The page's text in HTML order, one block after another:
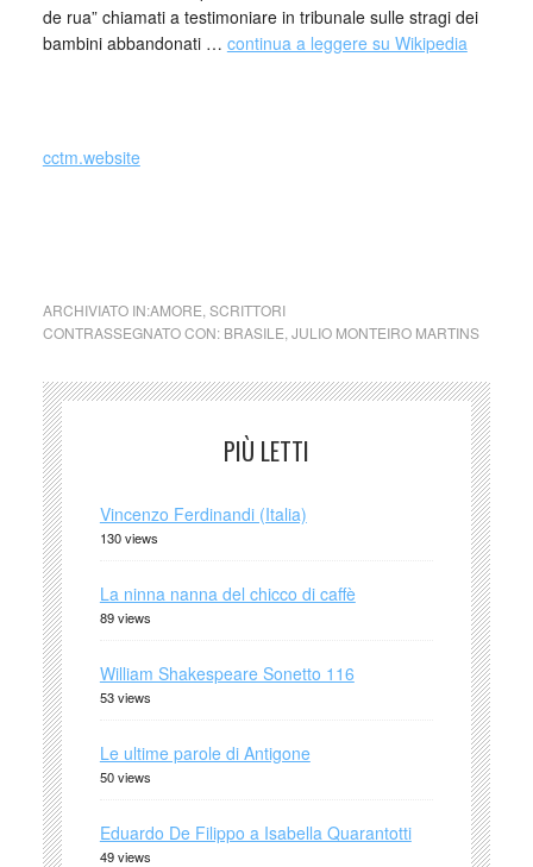
de rua” chiamati a testimoniare in tribunale sulle stragi dei
bambini abbandonati … continua a leggere su Wikipedia
cctm.website
ARCHIVIATO IN:AMORE SCRITTORI
CONTRASSEGNATO CON: BRASILE JULIO MONTEIRO MARTINS
PIÙ LETTI
Vincenzo Ferdinandi (Italia)
130 views
La ninna nanna del chicco di caffè
89 views
William Shakespeare Sonetto 116
53 views
Le ultime parole di Antigone
50 views
Eduardo De Filippo a Isabella Quarantotti
49 views